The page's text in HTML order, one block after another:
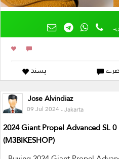
پسند
Jose Alvindiaz
09 Jul 2024- Jakarta
2024 Giant Propel Advanced SL
(M3BIKESHOP)